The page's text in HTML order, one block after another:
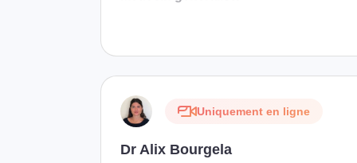
Uniquement en ligne
Dr Alix Bourgela